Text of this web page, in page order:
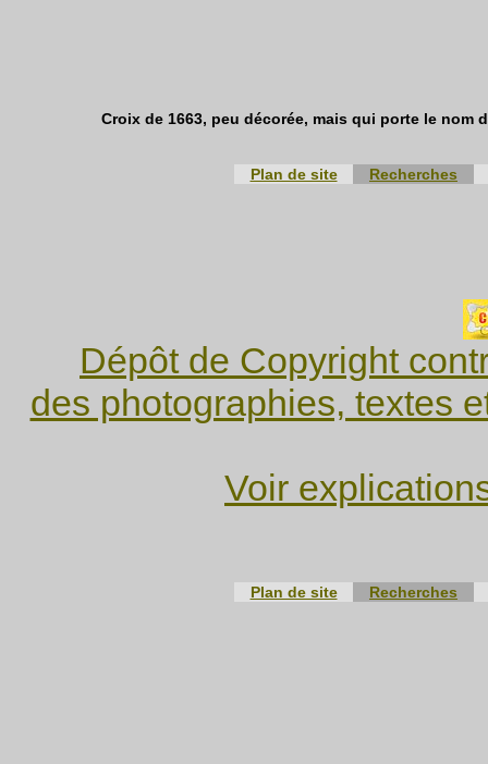
Croix de 1663, peu décorée, mais qui porte le nom
Plan de site Recherches
Dépôt de Copyright
des photographies, textes
Voir
Plan de site Recherches